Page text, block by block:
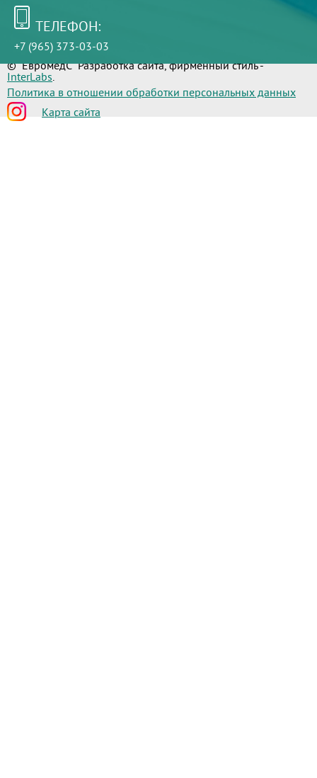
ТЕЛЕФОН:
+7 (965) 373-03-03
© "ЕвромедС" Разработка сайта, фирменный стиль -
InterLabs.
Политика в отношении обработки персональных данных
Карта сайта